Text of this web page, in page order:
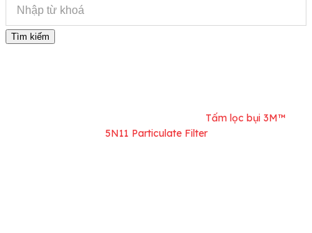
Tìm kiếm
Tấm lọc bụi 3M™
5N11 Particulate Filter